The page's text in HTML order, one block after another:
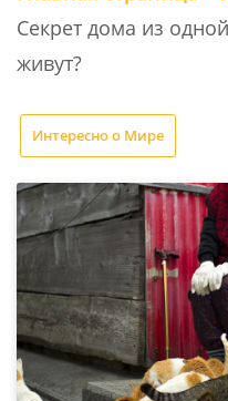
Секрет дома из
живут?
Интересно о Мире